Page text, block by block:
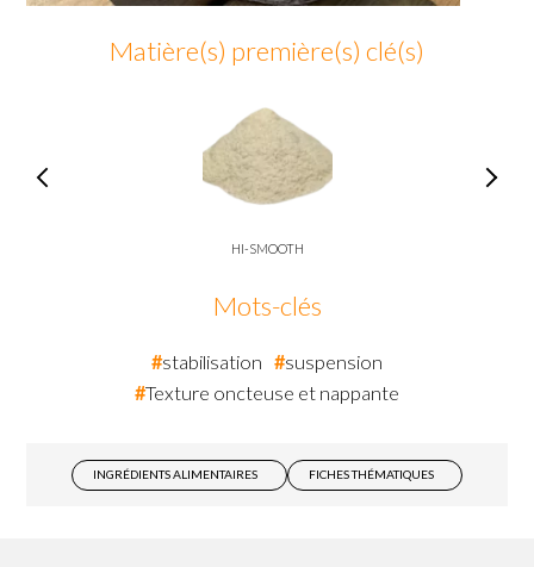
Matière(s) première(s) clé(s)
HI-SMOOTH
Mots-clés
stabilisation
suspension
Texture oncteuse et nappante
INGRÉDIENTS ALIMENTAIRES FICHES THÉMATIQUES